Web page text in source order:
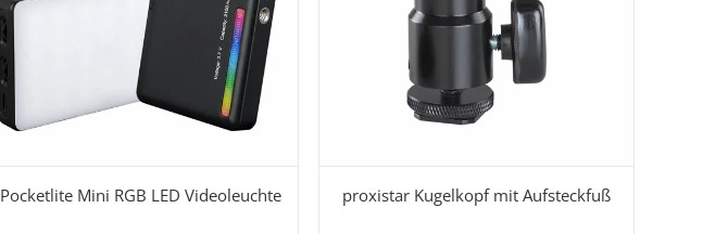
Pocketlite Mini RGB LED Videoleuchte proxistar Kugelkopf mit Aufsteckfuß